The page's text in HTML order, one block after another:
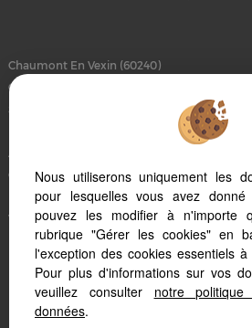
Chaumont En Vexin (60240)
Gisors (27140)
Saint Clair Sur Epte (95770)
Auneuil (60390)
Chars (95750)
Magny En Vexin (95420)
Vernon (27200)
Beauvais (60000)
Etrepagny (27150)
Pontoise (95300)
Nous utiliserons uniquement les
pour lesquelles vous avez
pouvez les modifier à n'importe
rubrique "Gérer les cookies" en
l'exception des cookies essentiels
Pour plus d'informations sur vos
veuillez consulter notre
données.